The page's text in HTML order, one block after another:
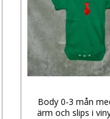
Body 0-3 mån
ärm och slips i